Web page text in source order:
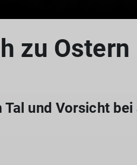
zu Ostern
und Vorsicht